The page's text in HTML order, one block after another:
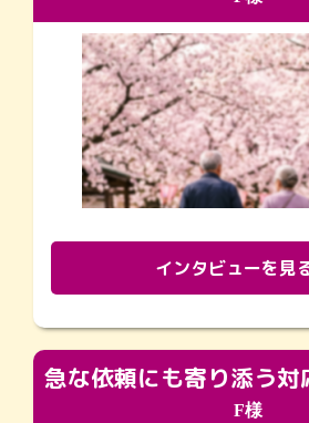
インタビューを見
F様